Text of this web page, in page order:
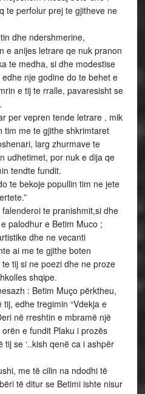
te perfolur prej te gjitheve ne
dhe ndershmerine,
e anijes letrare qe nuk pranon
te medha, si dhe modestise
nje godine do te behet e
e tij te rralle, pavaresisht se
per vepren tende letrare , mik
tim me te gjithe shkrimtaret
larg zhurmave te
udhetimet, por nuk e dija qe
tendte fundit.
te bekoje popullin tim ne jete
te pranishmit,si dhe
palodhur e Betim Muco ;
dhe ne vecanti
ai me te gjithe boten
tij si ne poezi dhe ne proze
shqipe.
: Betim Muço përktheu,
edhe tregimin “Vdekja e
në rreshtin e mbramë një
e fundit Plaku i prozës
tij se ‘..kish qenë ca i ashpër
me të cilin na ndodhi të
të ditur se Betimi ishte nisur